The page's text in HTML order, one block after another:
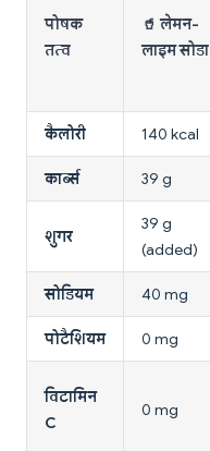
पोषक
तत्व
🥤 लेमन-
लाइम सोडा
कैलोरी 140 kcal
कार्ब्स 39 g
शुगर
39 g
(added)
सोडियम 40 mg
पोटैशियम 0 mg
विटामिन
C
0 mg